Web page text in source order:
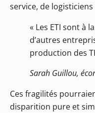
service, de
« Les ETI sont à
d’autres
production des
Sarah Guillou,
Ces fragilités
disparition pure et